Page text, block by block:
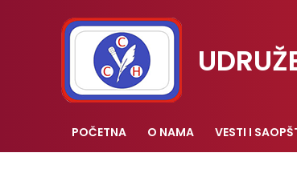
POČETNA O NAMA VESTI I